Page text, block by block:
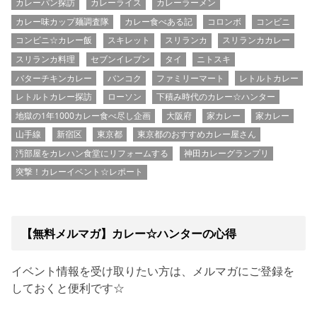
カレーパン探訪 カレーライス
カレーラーメン
カレー味カップ麺調査隊
カレー食べある記 コロンボ
コンビニ
コンビニ☆カレー飯
スキレット スリランカ
スリランカカレー
スリランカ料理
セブンイレブン タイ
ニトスキ
バターチキンカレー
バンコク ファミリーマート
レトルトカレー
レトルトカレー探訪
ローソン
下積み時代のカレー☆ハンター
地獄の1年1000カレー食べ尽し企画
大阪府 家カレー
家カレー
山手線
新宿区 東京都
東京都のおすすめカレー屋さん
汚部屋をカレハン食堂にリフォームする
神田カレーグランプリ
突撃！カレーイベント☆レポート
【無料メルマガ】カレー☆ハンターの心得
イベント情報を受け取りたい方は、メルマガにご登録を
しておくと便利です☆